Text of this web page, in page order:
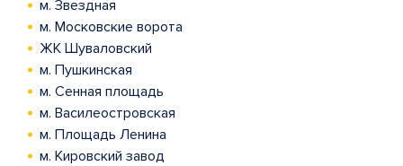
м. Звездная
м. Московские ворота
ЖК Шуваловский
м. Пушкинская
м. Сенная площадь
м. Василеостровская
м. Площадь Ленина
м. Кировский завод